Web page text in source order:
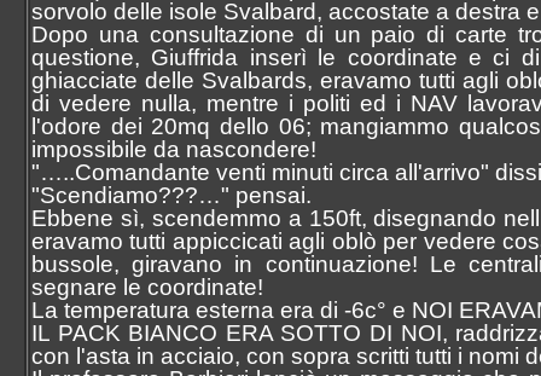
sorvolo delle isole Svalbard, accostate a
Dopo una consultazione di un paio di carte
questione, Giuffrida inserì le coordinate e ci
ghiacciate delle Svalbards, eravamo tutti agli
di vedere nulla, mentre i politi ed i NAV
l'odore dei 20mq dello 06; mangiammo
impossibile da nascondere!
"…..Comandante venti minuti circa all'arrivo"
"Scendiamo???…" pensai.
Ebbene sì, scendemmo a 150ft, disegnando
eravamo tutti appiccicati agli oblò per vedere
bussole, giravano in continuazione! Le
segnare le coordinate!
La temperatura esterna era di -6c° e NOI
IL PACK BIANCO ERA SOTTO DI NOI,
con l'asta in acciaio, con sopra scritti tutti i nomi